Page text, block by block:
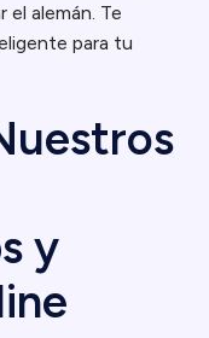
el alemán. Te
para tu
y